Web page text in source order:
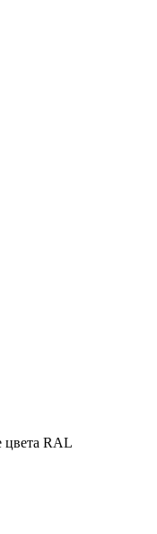
цвета RAL